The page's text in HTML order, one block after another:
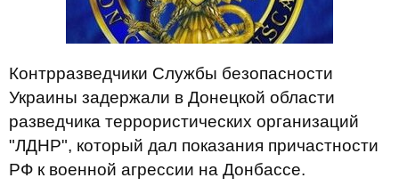
Контрразведчики Службы безопасности
Украины задержали в Донецкой области
разведчика террористических организаций
"ЛДНР", который дал показания причастности
РФ к военной агрессии на Донбассе.